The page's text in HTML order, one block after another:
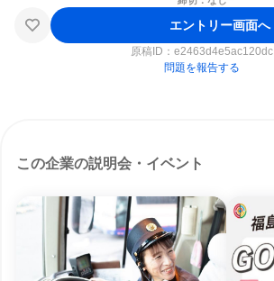
エントリー画面へ
原稿ID： e2463d4e5ac120dc
問題を報告する
この企業の説明会・イベント